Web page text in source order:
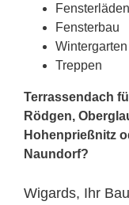
Fensterläden
Fensterbau
Wintergarten
Treppen
Terrassendach
Rödgen,
Hohenprießnitz
Naundorf?
Wigards, Ihr